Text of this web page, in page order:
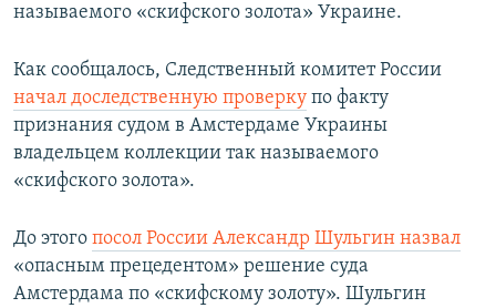
называемого «скифского золота» Украине.
Как сообщалось, Следственный комитет России
начал доследственную проверку по факту
признания судом в Амстердаме Украины
владельцем коллекции так называемого
«скифского золота».
До этого посол России Александр Шульгин назвал
«опасным прецедентом» решение суда
Амстердама по «скифскому золоту». Шульгин